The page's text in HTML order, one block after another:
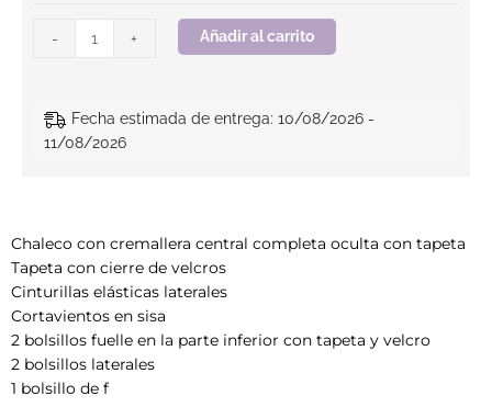
- + Añadir al carrito
Fecha estimada de entrega: 10/08/2026 -
11/08/2026
Chaleco con cremallera central completa oculta con tapeta
Tapeta con cierre de velcros
Cinturillas elásticas laterales
Cortavientos en sisa
2 bolsillos fuelle en la parte inferior con tapeta y velcro
2 bolsillos laterales
1 bolsillo de f